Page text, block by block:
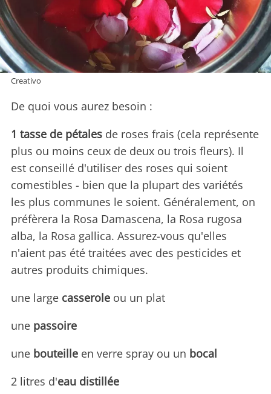
Creativo
De quoi vous aurez besoin :
1 tasse de pétales de roses frais (cela représente
plus ou moins ceux de deux ou trois fleurs). Il
est conseillé d'utiliser des roses qui soient
comestibles - bien que la plupart des variétés
les plus communes le soient. Généralement, on
préfèrera la Rosa Damascena, la Rosa rugosa
alba, la Rosa gallica. Assurez-vous qu'elles
n'aient pas été traitées avec des pesticides et
autres produits chimiques.
une large casserole ou un plat
une passoire
une bouteille en verre spray ou un bocal
2 litres d'eau distillée